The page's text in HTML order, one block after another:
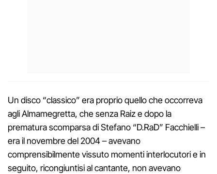
Un disco “classico” era proprio quello che occorreva
agli Almamegretta, che senza Raiz e dopo la
prematura scomparsa di Stefano “D.RaD” Facchielli –
era il novembre del 2004 – avevano
comprensibilmente vissuto momenti interlocutori e in
seguito, ricongiuntisi al cantante, non avevano